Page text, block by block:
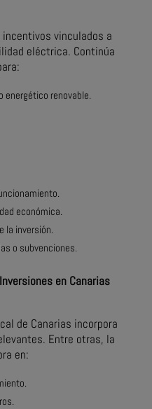
vinculados a
eléctrica. Continúa
energético renovable.
económica.
la inversión.
o subvenciones.
en Canarias
de Canarias incorpora
Entre otras, la
en: